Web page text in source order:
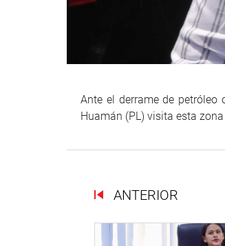
Ante el derrame de
Huamán (PL) visita esta
ANTERIOR